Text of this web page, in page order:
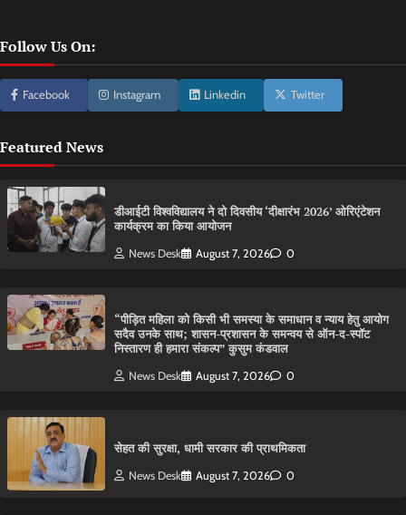
Follow Us On:
Facebook Instagram Linkedin Twitter
Featured News
डीआईटी विश्वविद्यालय ने दो दिवसीय ‘दीक्षारंभ 2026’ ओरिएंटेशन
कार्यक्रम का किया आयोजन
News Desk August 7, 2026 0
“पीड़ित महिला को किसी भी समस्या के समाधान व न्याय हेतु आयोग
सदैव उनके साथ; शासन-प्रशासन के समन्वय से ऑन-द-स्पॉट
निस्तारण ही हमारा संकल्प” कुसुम कंडवाल
News Desk August 7, 2026 0
सेहत की सुरक्षा, धामी सरकार की प्राथमिकता
News Desk August 7, 2026 0